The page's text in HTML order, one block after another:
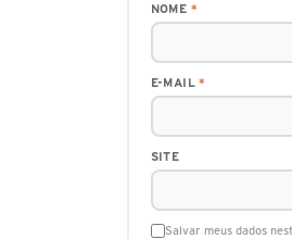
NOME *
E-MAIL*
SITE
Salvar meus dados